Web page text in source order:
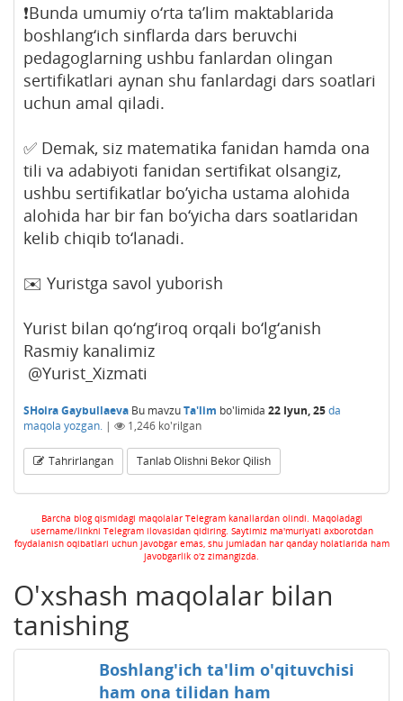
❗️Bunda umumiy o‘rta ta’lim maktablarida
boshlang‘ich sinflarda dars beruvchi
pedagoglarning ushbu fanlardan olingan
sertifikatlari aynan shu fanlardagi dars soatlari
uchun amal qiladi.
✅ Demak, siz matematika fanidan hamda ona
tili va adabiyoti fanidan sertifikat olsangiz,
ushbu sertifikatlar bo’yicha ustama alohida
alohida har bir fan bo‘yicha dars soatlaridan
kelib chiqib to‘lanadi.
✉️ Yuristga savol yuborish
Yurist bilan qo‘ng‘iroq orqali bo‘lg‘anish
Rasmiy kanalimiz
@Yurist_Xizmati
SHoira Gaybullaeva Bu mavzuTa'lim bo'limida 22 Iyun, 25da
maqola yozgan. | 1,246 ko'rilgan
Tahrirlangan Tanlab Olishni Bekor Qilish
Barcha blog qismidagi maqolalar Telegram kanallardan olindi. Maqoladagi
username/linkni Telegram ilovasidan qidiring. Saytimiz ma'muriyati axborotdan
foydalanish oqibatlari uchun javobgar emas, shu jumladan har qanday holatlarida ham
javobgarlik o'z zimangizda.
O'xshash maqolalar bilan
tanishing
Boshlang'ich ta'lim o'qituvchisi
ham ona tilidan ham